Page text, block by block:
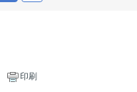
印刷